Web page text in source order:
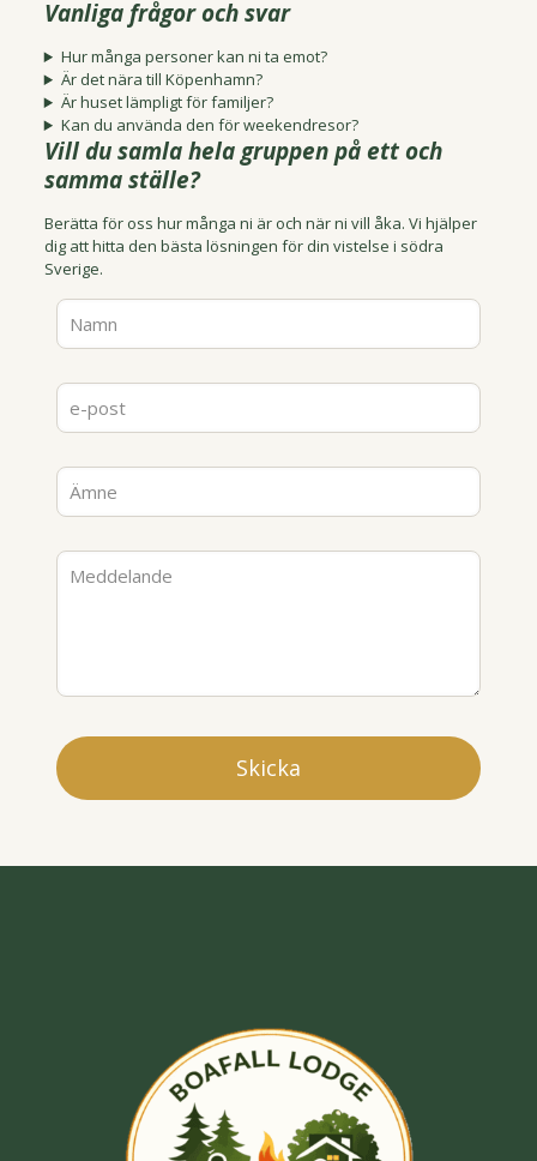
Vanliga frågor och svar
Hur många personer kan ni ta emot?
Är det nära till Köpenhamn?
Är huset lämpligt för familjer?
Kan du använda den för weekendresor?
Vill du samla hela gruppen på ett och
samma ställe?
Berätta för oss hur många ni är och när ni vill åka. Vi hjälper
dig att hitta den bästa lösningen för din vistelse i södra
Sverige.